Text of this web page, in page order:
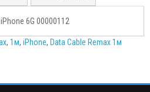
6G 00000112
, 1м, iPhone, Data Cable Remax 1м